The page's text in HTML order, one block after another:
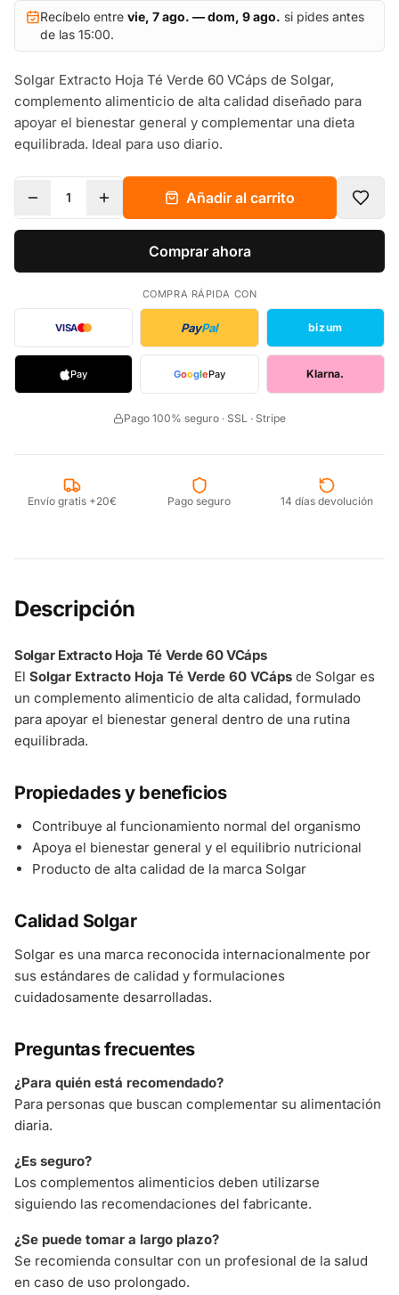
Recíbelo entre vie, 7 ago. — dom, 9 ago. si pides antes
de las 15:00.
Solgar Extracto Hoja Té Verde 60 VCáps de Solgar,
complemento alimenticio de alta calidad diseñado para
apoyar el bienestar general y complementar una dieta
equilibrada. Ideal para uso diario.
1 Añadir al carrito
Comprar ahora
COMPRA RÁPIDA CON
VISA PayPal bizum
Pay GooglePay Klarna.
Pago 100% seguro · SSL · Stripe
Envío gratis +20€ Pago seguro 14 días devolución
Descripción
Solgar Extracto Hoja Té Verde 60 VCáps
El Solgar Extracto Hoja Té Verde 60 VCáps de Solgar es
un complemento alimenticio de alta calidad, formulado
para apoyar el bienestar general dentro de una rutina
equilibrada.
Propiedades y beneficios
Contribuye al funcionamiento normal del organismo
Apoya el bienestar general y el equilibrio nutricional
Producto de alta calidad de la marca Solgar
Calidad Solgar
Solgar es una marca reconocida internacionalmente por
sus estándares de calidad y formulaciones
cuidadosamente desarrolladas.
Preguntas frecuentes
¿Para quién está recomendado?
Para personas que buscan complementar su alimentación
diaria.
¿Es seguro?
Los complementos alimenticios deben utilizarse
siguiendo las recomendaciones del fabricante.
¿Se puede tomar a largo plazo?
Se recomienda consultar con un profesional de la salud
en caso de uso prolongado.